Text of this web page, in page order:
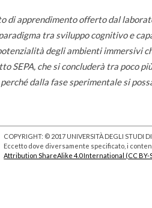
di apprendimento offerto dal
tra sviluppo cognitivo e
degli ambienti immersivi
SEPA, che si concluderà tra poco
dalla fase sperimentale si
COPYRIGHT: © 2017 UNIVERSITÀ DEGLI STUDI DI
Eccetto dove diversamente specificato, i
Attribution ShareAlike 4.0 International (CC BY-